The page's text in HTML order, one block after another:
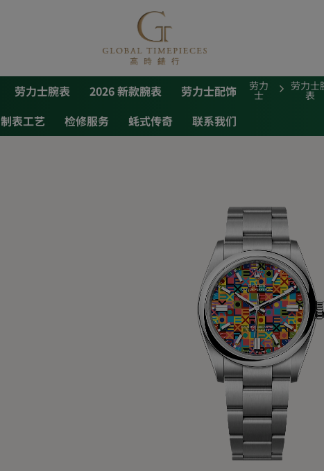
劳力士腕表 2026 新款腕表
劳力士配饰
制表工艺
检修服务 蚝式传奇 联系我们
劳力
士
劳力士
表